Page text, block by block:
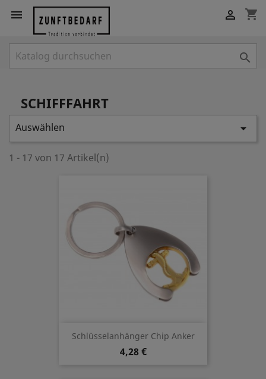
 shopping_cart


SCHIFFFAHRT
Auswählen 
1 - 17 von 17 Artikel(n)
Schlüsselanhänger Chip Anker
4,28 €